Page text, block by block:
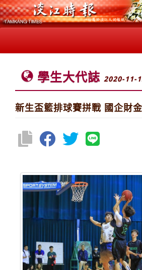
學生大代誌 2020-11-
新生盃籃排球賽拼戰 國企財